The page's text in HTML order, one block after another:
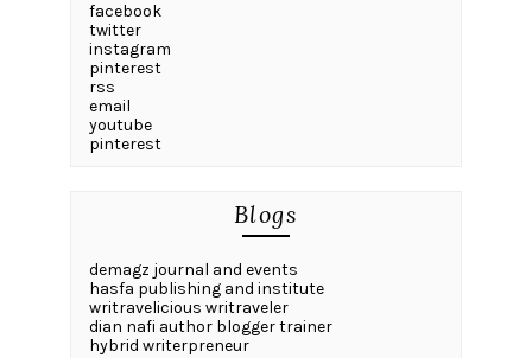
facebook
twitter
instagram
pinterest
rss
email
youtube
pinterest
Blogs
demagz journal and events
hasfa publishing and institute
writravelicious writraveler
dian nafi author blogger trainer
hybrid writerpreneur